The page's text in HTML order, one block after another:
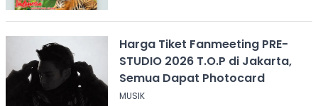
Harga Tiket Fanmeeting PRE-
STUDIO 2026 T.O.P di Jakarta,
Semua Dapat Photocard
MUSIK